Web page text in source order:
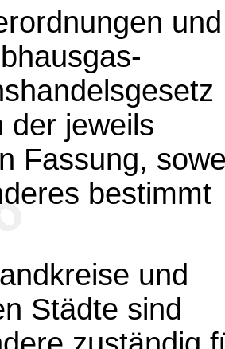
und
der jeweils
Fassung,
bestimmt
und
Städte sind